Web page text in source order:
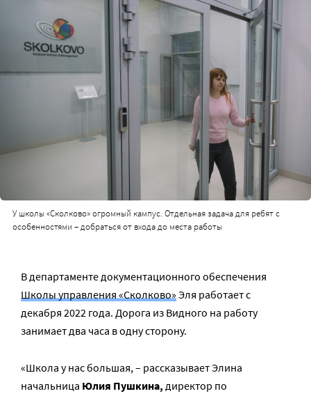
У школы «Сколково» огромный кампус. Отдельная задача для ребят с
особенностями – добраться от входа до места работы
В департаменте документационного обеспечения
Школы управления «Сколково»Эля работает с
декабря 2022 года. Дорога из Видного на работу
занимает два часа в одну сторону.
«Школа у нас большая, – рассказывает Элина
начальница Юлия Пушкина, директор по